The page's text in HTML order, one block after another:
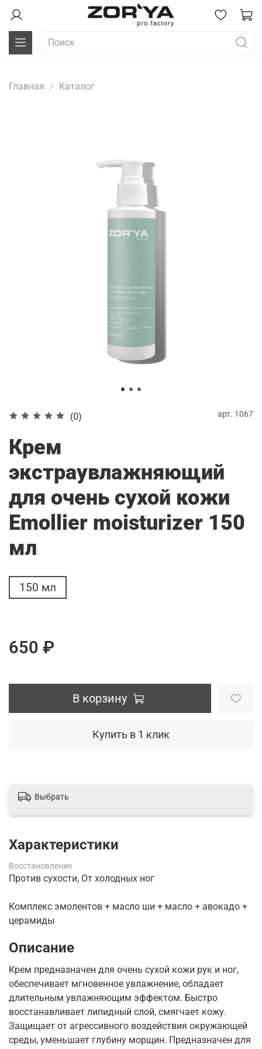
Главная Каталог
(0) арт. 1067
Крем
экстраувлажняющий
для очень сухой кожи
Emollier moisturizer 150
мл
150 мл
650 ₽
В корзину
Купить в 1 клик
Выбрать
Характеристики
Восстановление
Против сухости, От холодных ног
Комплекс эмолентов + масло ши + масло + авокадо +
церамиды
Описание
Крем предназначен для очень сухой кожи рук и ног,
обеспечивает мгновенное увлажнение, обладает
длительным увлажняющим эффектом. Быстро
восстанавливает липидный слой, смягчает кожу.
Защищает от агрессивного воздействия окружающей
среды, уменьшает глубину морщин. Предназначен для